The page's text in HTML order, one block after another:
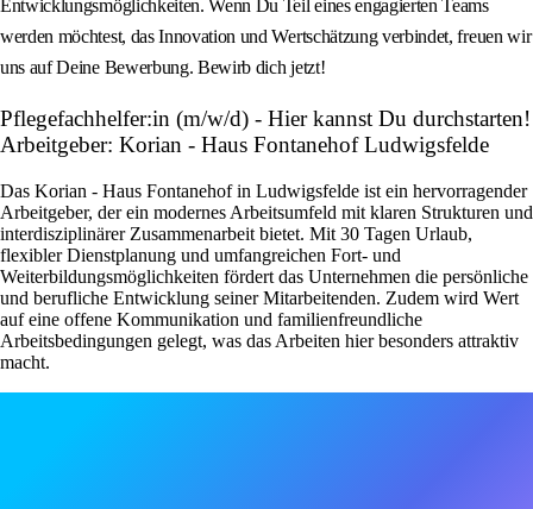
Entwicklungsmöglichkeiten. Wenn Du Teil eines engagierten Teams
werden möchtest, das Innovation und Wertschätzung verbindet, freuen wir
uns auf Deine Bewerbung. Bewirb dich jetzt!
Pflegefachhelfer:in (m/w/d) - Hier kannst Du durchstarten!
Arbeitgeber: Korian - Haus Fontanehof Ludwigsfelde
Das Korian - Haus Fontanehof in Ludwigsfelde ist ein hervorragender
Arbeitgeber, der ein modernes Arbeitsumfeld mit klaren Strukturen und
interdisziplinärer Zusammenarbeit bietet. Mit 30 Tagen Urlaub,
flexibler Dienstplanung und umfangreichen Fort- und
Weiterbildungsmöglichkeiten fördert das Unternehmen die persönliche
und berufliche Entwicklung seiner Mitarbeitenden. Zudem wird Wert
auf eine offene Kommunikation und familienfreundliche
Arbeitsbedingungen gelegt, was das Arbeiten hier besonders attraktiv
macht.